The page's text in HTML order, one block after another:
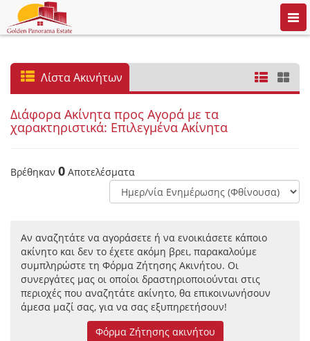
Λίστα Ακινήτων
Διάφορα Ακίνητα προς Αγορά με τα
χαρακτηριστικά: Επιλεγμένα Ακίνητα
Βρέθηκαν 0 Αποτελέσματα
Αν αναζητάτε να αγοράσετε ή να ενοικιάσετε κάποιο
ακίνητο και δεν το έχετε ακόμη βρει, παρακαλούμε
συμπληρώστε τη Φόρμα Ζήτησης Ακινήτου. Οι
συνεργάτες μας οι οποίοι δραστηριοποιούνται στις
περιοχές που αναζητάτε ακίνητο, θα επικοινωνήσουν
άμεσα μαζί σας, για να σας εξυπηρετήσουν!
Φόρμα Ζήτησης ακινήτου